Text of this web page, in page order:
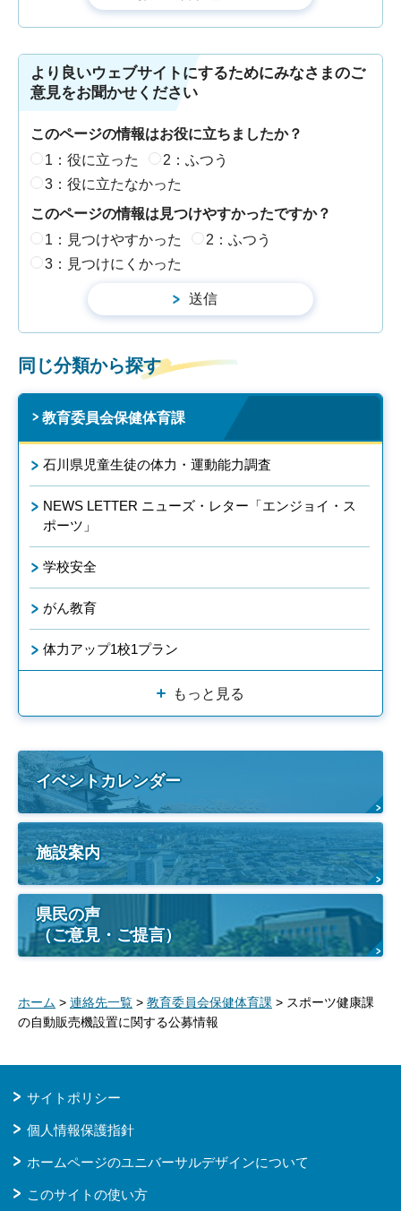
より良いウェブサイトにするためにみなさまのご
意見をお聞かせください
このページの情報はお役に立ちましたか？
1：役に立った
2：ふつう
3：役に立たなかった
このページの情報は見つけやすかったですか？
1：見つけやすかった
2：ふつう
3：見つけにくかった
同じ分類から探す
教育委員会保健体育課
石川県児童生徒の体力・運動能力調査
NEWS LETTER ニューズ・レター「エンジョイ・ス
ポーツ」
学校安全
がん教育
体力アップ1校1プラン
もっと見る
イベントカレンダー
施設案内
県民の声
（ご意見・ご提言）
ホーム > 連絡先一覧 > 教育委員会保健体育課 > スポーツ健康課
の自動販売機設置に関する公募情報
サイトポリシー
個人情報保護指針
ホームページのユニバーサルデザインについて
このサイトの使い方